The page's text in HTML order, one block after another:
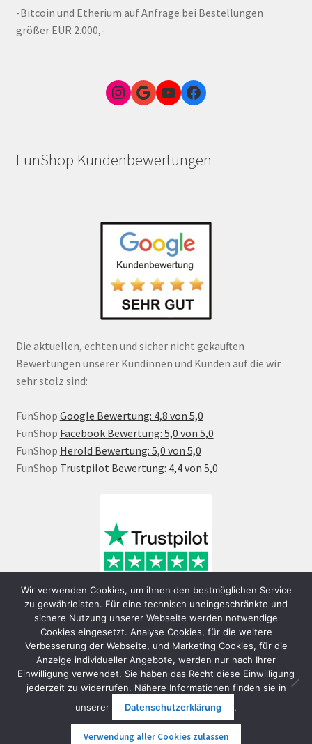
-Bitcoin und Etherium auf Anfrage bei Bestellungen
größer EUR 2.000,-
Instagram
Google Link zum FunShop WienYouTubeFacebook
FunShop Kundenbewertungen
Die aktuellen, echten und sicher nicht gekauften
Bewertungen unserer Kundinnen und Kunden auf die wir
sehr stolz sind:
FunShop Google Bewertung: 4,8 von 5,0
FunShop Facebook Bewertung: 5,0 von 5,0
FunShop Herold Bewertung: 5,0 von 5,0
FunShop Trustpilot Bewertung: 4,4 von 5,0
© FunShop Wien - Hochqualitative Elektromobilität 2026
Datenschutzerklärung
Erstellt mit WooCommerce
Wir verwenden Cookies, um ihnen den bestmöglichen Service
zu gewährleisten. Für eine technisch uneingeschränkte und
sichere Nutzung unserer Webseite werden notwendige
Cookies eingesetzt. Analyse Cookies, für die weitere
Verbesserung der Webseite, und Marketing Cookies, für die
Anzeige individueller Angebote, werden nur nach Ihrer
Einwilligung verwendet. Sie haben das Recht diese Einwilligung
jederzeit zu widerrufen. Nähere Informationen finden sie in
unserer
Datenschutzerklärung .
Verwendung aller Cookies zulassen